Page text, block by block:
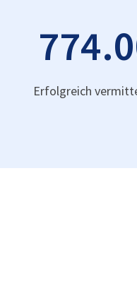
Erfolgreich